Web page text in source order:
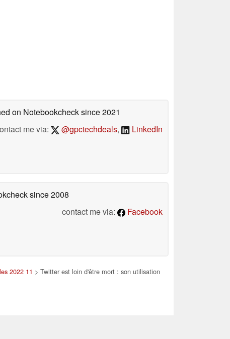
on Notebookchecksince 2021
me via:
@gpctechdeals, LinkedIn
since 2008
contact me via:
Facebook
2022 11 > Twitter est loin d'être mort : son utilisation